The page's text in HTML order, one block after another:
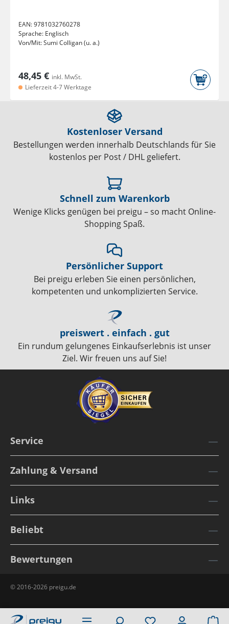
EAN:9781032760278
Sprache: Englisch
Von/Mit:Sumi Colligan (u. a.)
48,45 € inkl. MwSt.
Lieferzeit 4-7 Werktage
Kostenloser Versand
Bestellungen werden innerhalb Deutschlands für Sie
kostenlos per Post / DHL geliefert.
Schnell zum Warenkorb
Wenige Klicks genügen bei preigu – so macht Online-
Shopping Spaß.
Persönlicher Support
Bei preigu erleben Sie einen persönlichen,
kompetenten und unkomplizierten Service.
preiswert . einfach . gut
Ein rundum gelungenes Einkaufserlebnis ist unser
Ziel. Wir freuen uns auf Sie!
Service
Zahlung & Versand
Links
Beliebt
Bewertungen
© 2016-2026 preigu.de